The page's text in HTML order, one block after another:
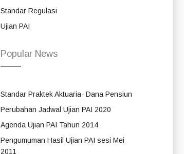
Standar Regulasi
Ujian PAI
Popular News
Standar Praktek Aktuaria- Dana Pensiun
Perubahan Jadwal Ujian PAI 2020
Agenda Ujian PAI Tahun 2014
Pengumuman Hasil Ujian PAI sesi Mei
2011